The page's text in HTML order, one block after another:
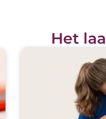
Het